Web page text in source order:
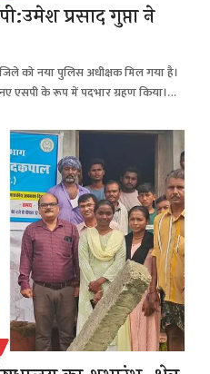
प्रसाद गुप्ता ने
को नया पुलिस अधीक्षक मिल गया है।
एसपी के रूप में पदभार ग्रहण किया।…